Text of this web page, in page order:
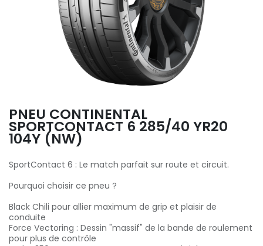
PNEU CONTINENTAL
SPORTCONTACT 6 285/40 YR20
104Y (NW)
SportContact 6 : Le match parfait sur route et circuit.
Pourquoi choisir ce pneu ?
Black Chili pour allier maximum de grip et plaisir de
conduite
Force Vectoring : Dessin "massif" de la bande de roulement
pour plus de contrôle